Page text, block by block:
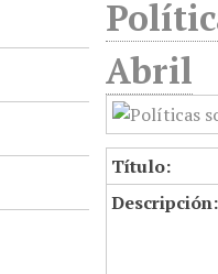
Abril
Título:
Descripción: